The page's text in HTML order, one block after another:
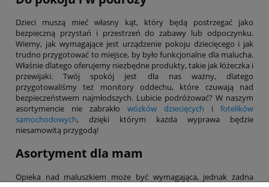
Dzieci muszą mieć własny kąt, który będą postrzegać jako
bezpieczną przystań i przestrzeń do zabawy lub odpoczynku.
Wiemy, jak wymagające jest urządzenie pokoju dziecięcego i jak
trudno przygotować to miejsce, by było funkcjonalne dla malucha.
Właśnie dlatego oferujemy niezbędne produkty, takie jak łóżeczka i
przewijaki. Twój spokój jest dla nas ważny, dlatego
przygotowaliśmy też monitory oddechu, które czuwają nad
bezpieczeństwem najmłodszych. Lubicie podróżować? W naszym
asortymencie nie zabrakło wózków dziecięcych i fotelików
samochodowych, dzięki którym każda wyprawa będzie
niesamowitą przygodą!
Asortyment dla mam
Opieka nad maluszkiem może być wymagająca, jednak żadna